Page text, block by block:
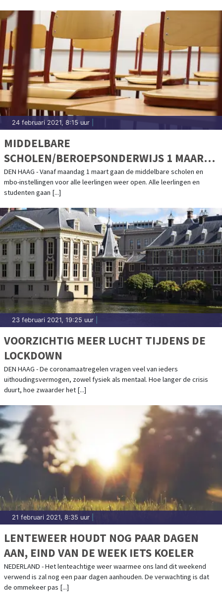
24 februari 2021, 8:15 uur
MIDDELBARE
SCHOLEN/BEROEPSONDERWIJS 1 MAART
WEER OPEN. WAT BETEKENT DAT?
DEN HAAG - Vanaf maandag 1 maart gaan de middelbare scholen en
mbo-instellingen voor alle leerlingen weer open. Alle leerlingen en
studenten gaan [...]
23 februari 2021, 19:25 uur
VOORZICHTIG MEER LUCHT TIJDENS DE
LOCKDOWN
DEN HAAG - De coronamaatregelen vragen veel van ieders
uithoudingsvermogen, zowel fysiek als mentaal. Hoe langer de crisis
duurt, hoe zwaarder het [...]
21 februari 2021, 8:35 uur
LENTEWEER HOUDT NOG PAAR DAGEN
AAN, EIND VAN DE WEEK IETS KOELER
NEDERLAND - Het lenteachtige weer waarmee ons land dit weekend
verwend is zal nog een paar dagen aanhouden. De verwachting is dat
de ommekeer pas [...]